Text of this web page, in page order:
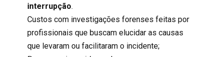
interrupção.
Custos com investigações forenses feitas por
profissionais que buscam elucidar as causas
que levaram ou facilitaram o incidente;